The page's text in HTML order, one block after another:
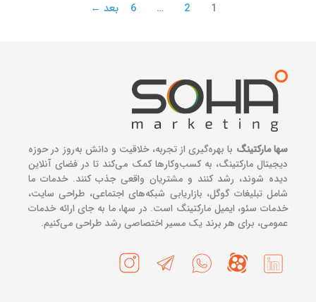
1
2
…
6 بعد ←
سها مارکتینگ با بهره‌گیری از تجربه، خلاقیت و دانش به‌روز در حوزه
دیجیتال مارکتینگ، به کسب‌وکارها کمک می‌کند تا در فضای آنلاین
دیده شوند، رشد کنند و مشتریان واقعی جذب کنند. خدمات ما
شامل تبلیغات گوگل، بازاریابی شبکه‌های اجتماعی، طراحی سایت،
خدمات سئو، ایمیل مارکتینگ است. در سها، ما به جای ارائه خدمات
عمومی، برای هر برند یک مسیر اختصاصی رشد طراحی می‌کنیم.